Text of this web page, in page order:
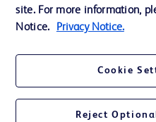
ご利用規約
Becton, Dickinson and Company.
their respective owners.
site. For more information,
Notice.
Privacy Notice.
Cookie
Reject